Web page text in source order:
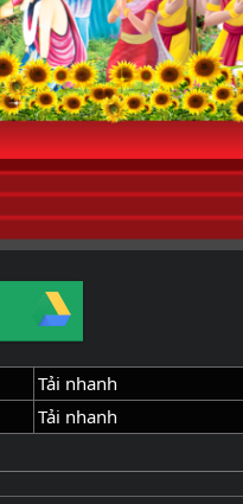
Tải nhanh
Tải nhanh